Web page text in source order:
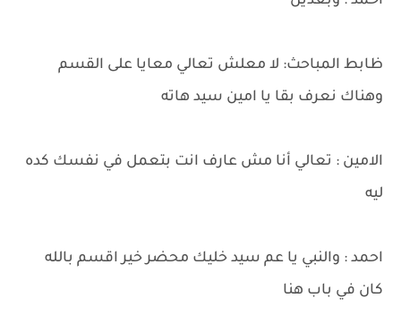
ظابط المباحث: لا معلش تعالي معايا على القسم
وهناك نعرف بقا يا امين سيد هاته
الامين : تعالي أنا مش عارف انت بتعمل في نفسك كده
ليه
احمد : والنبي يا عم سيد خليك محضر خير اقسم بالله
كان في باب هنا